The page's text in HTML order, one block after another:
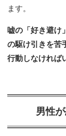
ます。
嘘の「好き避け
の駆け引きを苦
行動しなければ
男性